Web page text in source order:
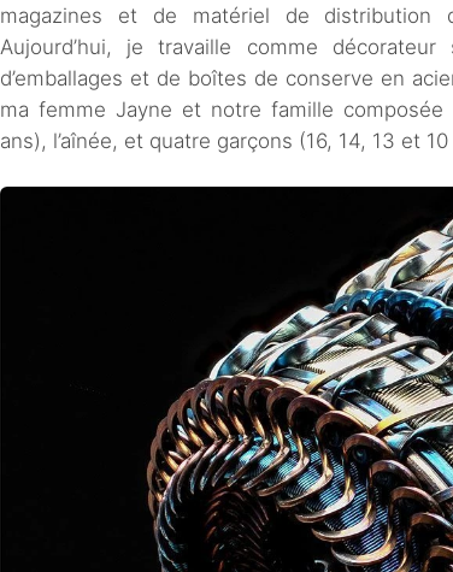
magazines et de matériel de distribution
Aujourd’hui, je travaille comme
d’emballages et de boîtes de conserve en
ma femme Jayne et notre famille
ans), l’aînée, et quatre garçons (16, 14, 13 et 10